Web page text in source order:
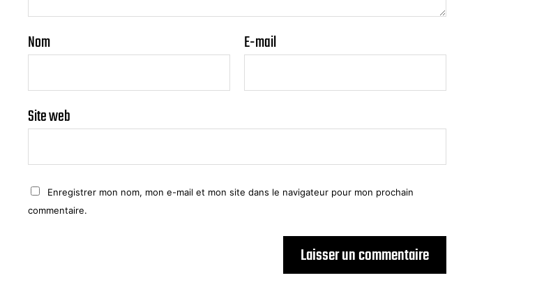
Nom E-mail
Site web
Enregistrer mon nom, mon e-mail et mon site dans le navigateur pour mon prochain
commentaire.